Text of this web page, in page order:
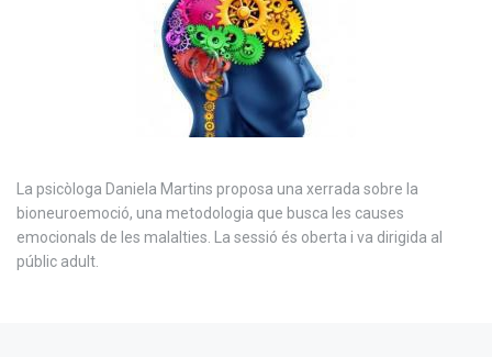
La psicòloga Daniela Martins proposa una xerrada sobre la
bioneuroemoció, una metodologia que busca les causes
emocionals de les malalties. La sessió és oberta i va dirigida al
públic adult.